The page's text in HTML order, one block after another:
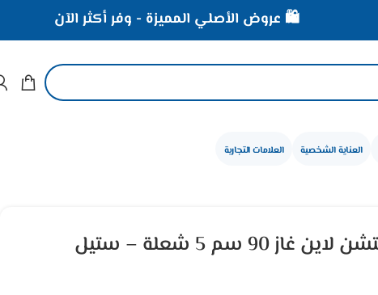
العناية الشخصية العلامات التجارية
مسطح بلت ان كيتشن لاين غاز 90 سم 5 شعلة – ستيل
🛍️ عروض الأصلي المميزة - وفر أكثر الآن